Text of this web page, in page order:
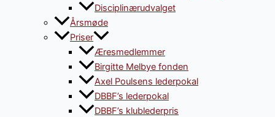
Disciplinærudvalget
Årsmøde
Priser
Æresmedlemmer
Birgitte Melbye fonden
Axel Poulsens lederpokal
DBBF’s lederpokal
DBBF’s klublederpris